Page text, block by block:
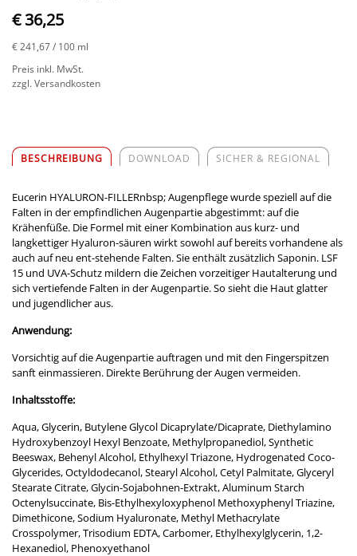
€ 36,25
€ 241,67/ 100 ml
Preis inkl. MwSt.
zzgl. Versandkosten
BESCHREIBUNG DOWNLOAD SICHER & REGIONAL
Eucerin HYALURON-FILLERnbsp; Augenpflege wurde speziell auf die
Falten in der empfindlichen Augenpartie abgestimmt: auf die
Krähenfüße. Die Formel mit einer Kombination aus kurz- und
langkettiger Hyaluron-säuren wirkt sowohl auf bereits vorhandene als
auch auf neu ent-stehende Falten. Sie enthält zusätzlich Saponin. LSF
15 und UVA-Schutz mildern die Zeichen vorzeitiger Hautalterung und
sich vertiefende Falten in der Augenpartie. So sieht die Haut glatter
und jugendlicher aus.
Anwendung:
Vorsichtig auf die Augenpartie auftragen und mit den Fingerspitzen
sanft einmassieren. Direkte Berührung der Augen vermeiden.
Inhaltsstoffe:
Aqua, Glycerin, Butylene Glycol Dicaprylate/Dicaprate, Diethylamino
Hydroxybenzoyl Hexyl Benzoate, Methylpropanediol, Synthetic
Beeswax, Behenyl Alcohol, Ethylhexyl Triazone, Hydrogenated Coco-
Glycerides, Octyldodecanol, Stearyl Alcohol, Cetyl Palmitate, Glyceryl
Stearate Citrate, Glycin-Sojabohnen-Extrakt, Aluminum Starch
Octenylsuccinate, Bis-Ethylhexyloxyphenol Methoxyphenyl Triazine,
Dimethicone, Sodium Hyaluronate, Methyl Methacrylate
Crosspolymer, Trisodium EDTA, Carbomer, Ethylhexylglycerin, 1,2-
Hexanediol, Phenoxyethanol